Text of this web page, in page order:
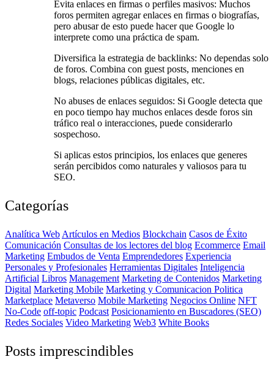
Evita enlaces en firmas o perfiles masivos: Muchos
foros permiten agregar enlaces en firmas o biografías,
pero abusar de esto puede hacer que Google lo
interprete como una práctica de spam.
Diversifica la estrategia de backlinks: No dependas solo
de foros. Combina con guest posts, menciones en
blogs, relaciones públicas digitales, etc.
No abuses de enlaces seguidos: Si Google detecta que
en poco tiempo hay muchos enlaces desde foros sin
tráfico real o interacciones, puede considerarlo
sospechoso.
Si aplicas estos principios, los enlaces que generes
serán percibidos como naturales y valiosos para tu
SEO.
Categorías
Analítica Web Artículos en Medios Blockchain Casos de Éxito
Comunicación Consultas de los lectores del blog Ecommerce Email
Marketing Embudos de Venta Emprendedores Experiencia
Personales y Profesionales Herramientas Digitales Inteligencia
Artificial Libros Management Marketing de Contenidos Marketing
Digital Marketing Mobile Marketing y Comunicacion Politica
Marketplace Metaverso Mobile Marketing Negocios Online NFT
No-Code off-topic Podcast Posicionamiento en Buscadores (SEO)
Redes Sociales Video Marketing Web3 White Books
Posts imprescindibles